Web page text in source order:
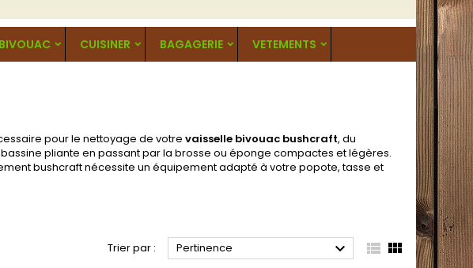
BIVOUAC CUISINER BAGAGERIE VETEMENTS
pour le nettoyage de votre vaisselle bivouac bushcraft, du
pliante en passant par la brosse ou éponge compactes et légères.
bushcraft nécessite un équipement adapté à votre popote, tasse et
Trier par : Pertinence   